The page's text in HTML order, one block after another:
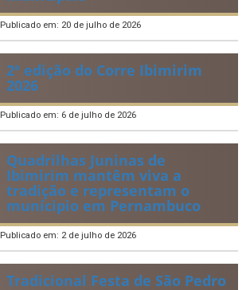
Publicado em: 20 de julho de 2026
2ª edição do Corre Ibimirim
2026
Publicado em: 6 de julho de 2026
Quadrilhas Juninas de
Ibimirim mantêm viva a
tradição e representam o
munícipio em Pernambuco
Publicado em: 2 de julho de 2026
Tradicional Festa de São Pedro